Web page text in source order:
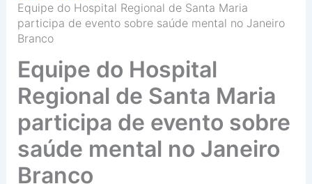
Equipe do Hospital Regional de Santa Maria
participa de evento sobre saúde mental no Janeiro
Branco
Equipe do Hospital
Regional de Santa Maria
participa de evento sobre
saúde mental no Janeiro
Branco